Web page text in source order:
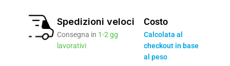
Spedizioni veloci
Consegna in 1-2 gg
lavorativi
Costo
Calcolata al
checkout in base
al peso